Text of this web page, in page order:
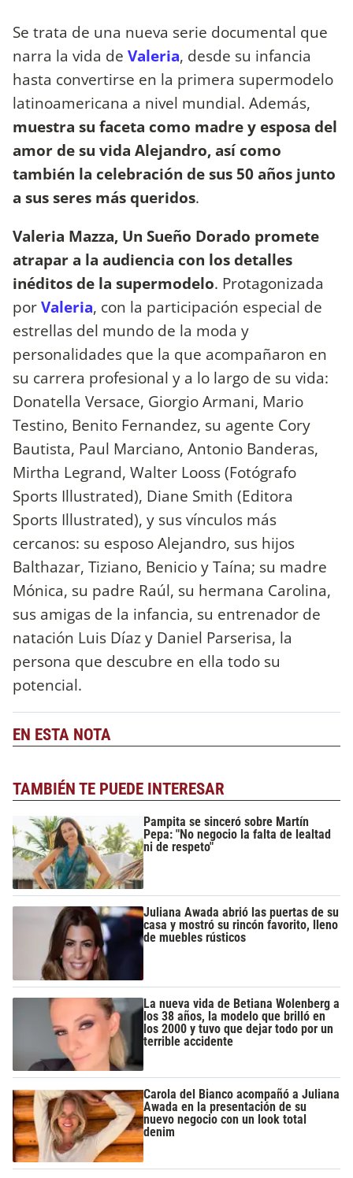
Se trata de una nueva serie documental que
narra la vida de Valeria, desde su infancia
hasta convertirse en la primera supermodelo
latinoamericana a nivel mundial. Además,
muestra su faceta como madre y esposa del
amor de su vida Alejandro, así como
también la celebración de sus 50 años junto
a sus seres más queridos.
Valeria Mazza, Un Sueño Dorado promete
atrapar a la audiencia con los detalles
inéditos de la supermodelo. Protagonizada
porValeria, con la participación especial de
estrellas del mundo de la moda y
personalidades que la que acompañaron en
su carrera profesional y a lo largo de su vida:
Donatella Versace, Giorgio Armani, Mario
Testino, Benito Fernandez, su agente Cory
Bautista, Paul Marciano, Antonio Banderas,
Mirtha Legrand, Walter Looss (Fotógrafo
Sports Illustrated), Diane Smith (Editora
Sports Illustrated), y sus vínculos más
cercanos: su esposo Alejandro, sus hijos
Balthazar, Tiziano, Benicio y Taína; su madre
Mónica, su padre Raúl, su hermana Carolina,
sus amigas de la infancia, su entrenador de
natación Luis Díaz y Daniel Parserisa, la
persona que descubre en ella todo su
potencial.
EN ESTA NOTA
TAMBIÉN TE PUEDE INTERESAR
Pampita se sinceró sobre Martín
Pepa: "No negocio la falta de lealtad
ni de respeto"
Juliana Awada abrió las puertas de su
casa y mostró su rincón favorito, lleno
de muebles rústicos
La nueva vida de Betiana Wolenberg a
los 38 años, la modelo que brilló en
los 2000 y tuvo que dejar todo por un
terrible accidente
Carola del Bianco acompañó a Juliana
Awada en la presentación de su
nuevo negocio con un look total
denim